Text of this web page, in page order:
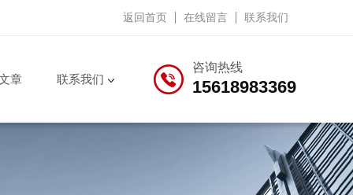
返回首页 在线留言 联系我们
咨询热线
15618983369
章 联系我们